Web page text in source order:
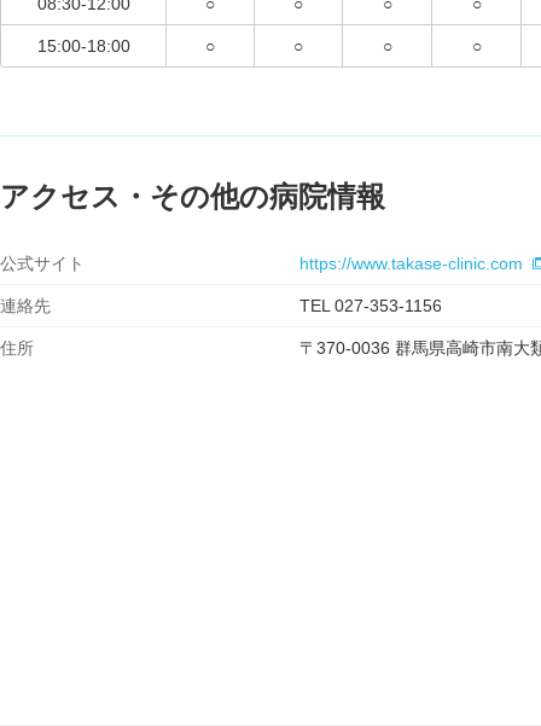
15:00-18:00 ○ ○ ○ ○
アクセス・その他の病院情報
公式サイト https://www.takase-clinic.com
連絡先 TEL 027-353-1156
住所 〒370-0036 群馬県高崎市南大